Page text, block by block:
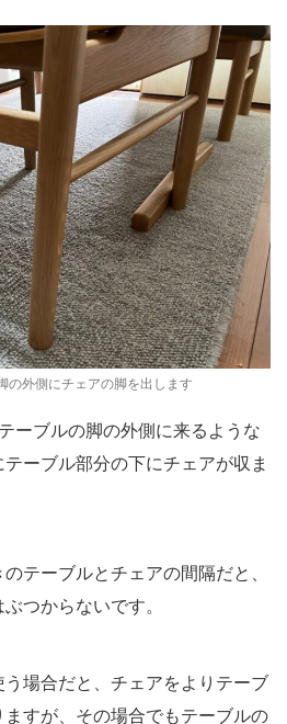
の外側にチェアの脚を出します
ーブルの脚の外側に来るような
ーブル部分の下にチェアが収ま
テーブルとチェアの間隔だと、
つからないです。
場合だと、チェアをよりテーブ
すが、その場合でもテーブルの